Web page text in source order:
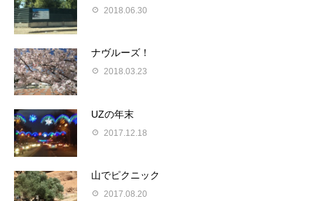
2018.06.30
ナヴルーズ！
2018.03.23
UZの年末
2017.12.18
山でピクニック
2017.08.20